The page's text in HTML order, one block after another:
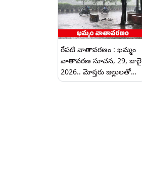
రేపటి వాతావరణం : ఖమ్మం
వాతావరణ సూచన, 29, జులై
2026.. మోస్తరు జల్లులతో
కూడిన వాతావరణం, గరిష్ఠ